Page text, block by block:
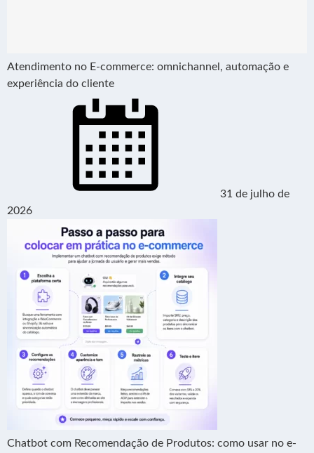
Atendimento no E-commerce: omnichannel, automação e
experiência do cliente
31 de julho de
2026
Chatbot com Recomendação de Produtos: como usar no e-